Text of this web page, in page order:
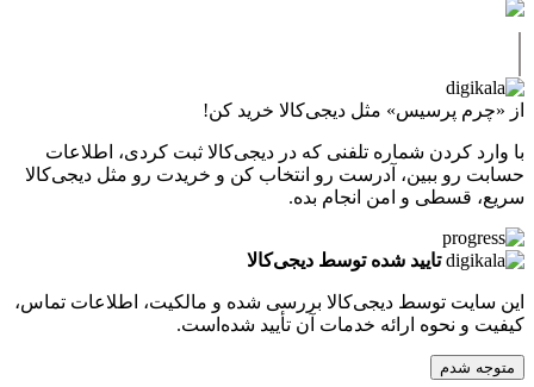
پرسیس» مثل دیجی‌کالا خرید کن!
شماره تلفنی که در دیجی‌کالا ثبت کردی، اطلاعات
ببین، آدرست رو انتخاب کن و خریدت رو مثل دیجی‌کالا
و امن انجام بده.
تایید شده توسط دیجی‌کالا
توسط دیجی‌کالا بررسی شده و مالکیت، اطلاعات تماس،
ارائه خدمات آن تأیید شده‌است.